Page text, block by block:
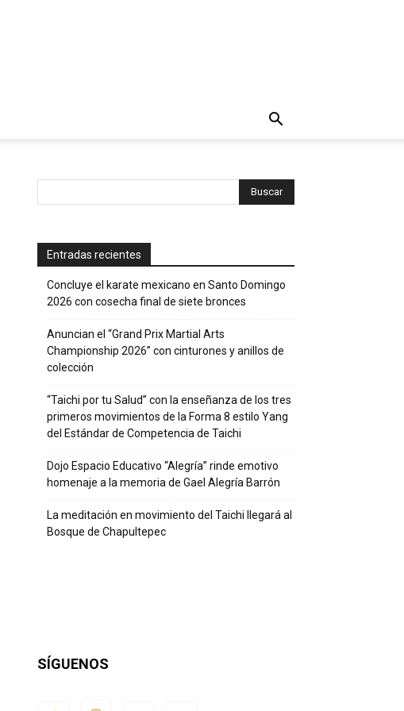
Entradas recientes
Concluye el karate mexicano en Santo Domingo
2026 con cosecha final de siete bronces
Anuncian el “Grand Prix Martial Arts
Championship 2026” con cinturones y anillos de
colección
“Taichi por tu Salud” con la enseñanza de los tres
primeros movimientos de la Forma 8 estilo Yang
del Estándar de Competencia de Taichi
Dojo Espacio Educativo “Alegría” rinde emotivo
homenaje a la memoria de Gael Alegría Barrón
La meditación en movimiento del Taichi llegará al
Bosque de Chapultepec
SÍGUENOS